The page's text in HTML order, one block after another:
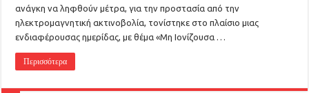
ανάγκη να ληφθούν μέτρα, για την προστασία από την
ηλεκτρομαγνητική ακτινοβολία, τονίστηκε στο πλαίσιο μιας
ενδιαφέρουσας ημερίδας, με θέμα «Μη Ιονίζουσα …
Περισσότερα